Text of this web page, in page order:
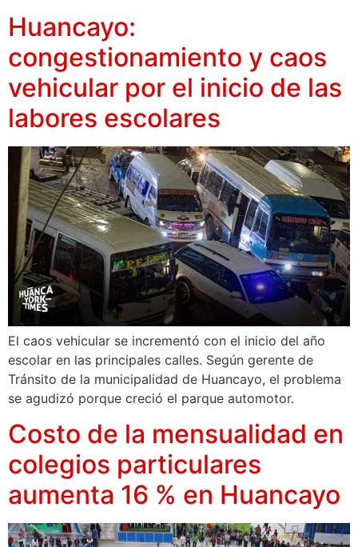
Huancayo:
congestionamiento y caos
vehicular por el inicio de las
labores escolares
El caos vehicular se incrementó con el inicio del año
escolar en las principales calles. Según gerente de
Tránsito de la municipalidad de Huancayo, el problema
se agudizó porque creció el parque automotor.
Costo de la mensualidad en
colegios particulares
aumenta 16 % en Huancayo